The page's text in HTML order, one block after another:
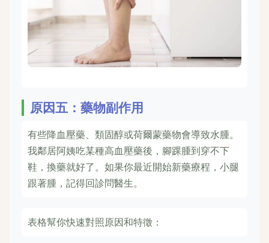
原因五：藥物副作用
有些降血壓藥、類固醇或荷爾蒙藥物會導致水腫。
我鄰居阿姨吃某種高血壓藥後，腳踝腫到穿不下
鞋，換藥就好了。如果你最近開始新藥療程，小腿
跟著腫，記得回診問醫生。
表格幫你快速對照原因和特徵：